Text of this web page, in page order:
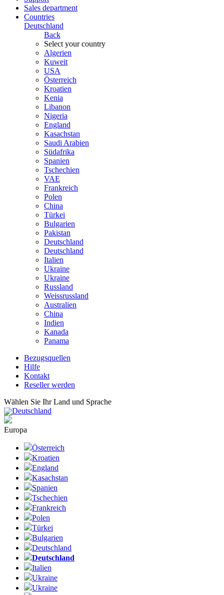
Sales department
Countries
Deutschland
Back
Select your country
Algerien
Kuweit
USA
Österreich
Kroatien
Kenia
Libanon
Nigeria
England
Kasachstan
Saudi Arabien
Südafrika
Spanien
Tschechien
VAE
Frankreich
Polen
China
Türkei
Bulgarien
Pakistan
Deutschland
Deutschland
Italien
Ukraine
Ukraine
Russland
Weissrussland
Australien
China
Indien
Kanada
Panama
Bezugsquellen
Hilfe
Kontakt
Reseller werden
Wählen Sie Ihr Land und Sprache
Deutschland
Europa
Österreich
Kroatien
England
Kasachstan
Spanien
Tschechien
Frankreich
Polen
Türkei
Bulgarien
Deutschland
Deutschland
Italien
Ukraine
Ukraine